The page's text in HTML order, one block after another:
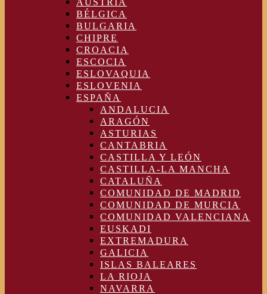
AUSTRIA
BÉLGICA
BULGARIA
CHIPRE
CROACIA
ESCOCIA
ESLOVAQUIA
ESLOVENIA
ESPAÑA
ANDALUCIA
ARAGÓN
ASTURIAS
CANTABRIA
CASTILLA Y LEÓN
CASTILLA-LA MANCHA
CATALUÑA
COMUNIDAD DE MADRID
COMUNIDAD DE MURCIA
COMUNIDAD VALENCIANA
EUSKADI
EXTREMADURA
GALICIA
ISLAS BALEARES
LA RIOJA
NAVARRA